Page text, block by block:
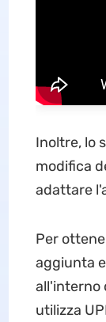
Inoltre, lo
modifica
adattare
Per
aggiunta
all'interno
utilizza